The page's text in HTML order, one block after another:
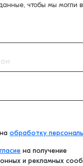
чтобы мы могли
обработку
на получение
и рекламных